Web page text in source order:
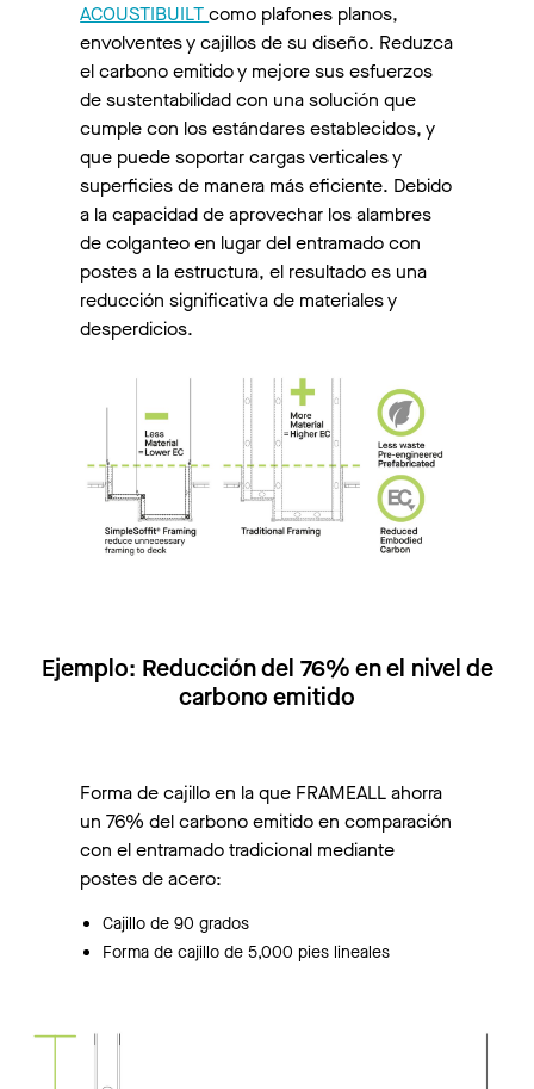
ACOUSTIBUILTcomo plafones planos,
envolventes y cajillos de su diseño. Reduzca
el carbono emitido y mejore sus esfuerzos
de sustentabilidad con una solución que
cumple con los estándares establecidos, y
que puede soportar cargas verticales y
superficies de manera más eficiente. Debido
a la capacidad de aprovechar los alambres
de colganteo en lugar del entramado con
postes a la estructura, el resultado es una
reducción significativa de materiales y
desperdicios.
Ejemplo: Reducción del 76% en el nivel de
carbono emitido
Forma de cajillo en la que FRAMEALL ahorra
un 76% del carbono emitido en comparación
con el entramado tradicional mediante
postes de acero:
Cajillo de 90 grados
Forma de cajillo de 5,000 pies lineales